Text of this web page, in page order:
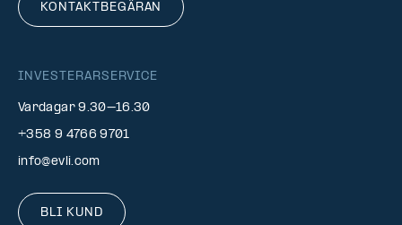
KONTAKTBEGÄRAN
INVESTERARSERVICE
Vardagar 9.30–16.30
+358 9 4766 9701
info@evli.com
BLI KUND